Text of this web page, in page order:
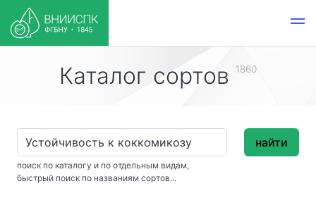
Каталог сортов 1860
поиск по каталогу и по отдельным видам,
быстрый поиск по названиям сортов...
найти